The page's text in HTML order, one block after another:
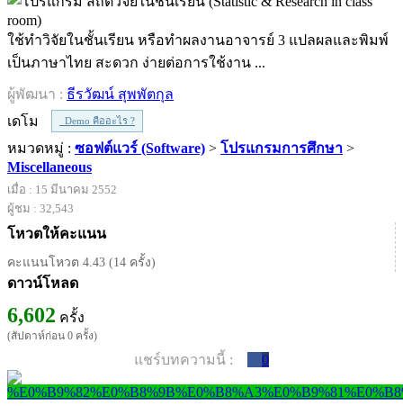
ใช้ทำวิจัยในชั้นเรียน หรือทำผลงานอาจารย์ 3 แปลผลและพิมพ์
เป็นภาษาไทย สะดวก ง่ายต่อการใช้งาน ...
ผู้พัฒนา : ธีรวัฒน์ สุพพัตกุล
เดโม
Demo คืออะไร ?
หมวดหมู่ : ซอฟต์แวร์ (Software) > โปรแกรมการศึกษา >
Miscellaneous
เมื่อ : 15 มีนาคม 2552
ผู้ชม : 32,543
โหวตให้คะแนน
คะแนนโหวต 4.43 (14 ครั้ง)
ดาวน์โหลด
6,602 ครั้ง
(สัปดาห์ก่อน 0 ครั้ง)
แชร์บทความนี้ : 0